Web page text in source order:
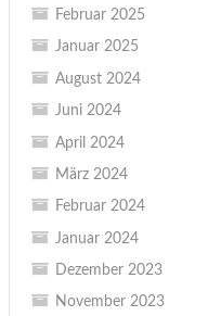
Februar 2025
Januar 2025
August 2024
Juni 2024
April 2024
März 2024
Februar 2024
Januar 2024
Dezember 2023
November 2023